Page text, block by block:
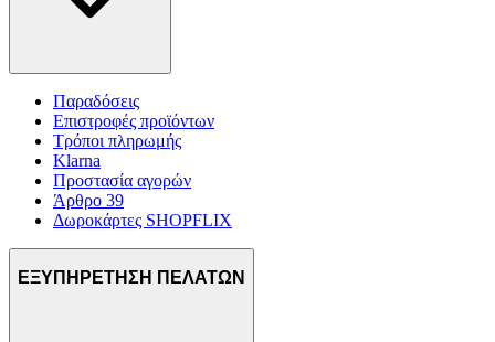
μας και την ανάπτυξη προϊόντων. Επίσης, κοινοποιούμε
δικτύωσης, διαφημίσεων και ανάλυσης.
Παραδόσεις
Επιστροφές προϊόντων
Τρόποι πληρωμής
Klarna
Προστασία αγορών
Άρθρο 39
Δωροκάρτες SHOPFLIX
ΕΞΥΠΗΡΕΤΗΣΗ ΠΕΛΑΤΩΝ